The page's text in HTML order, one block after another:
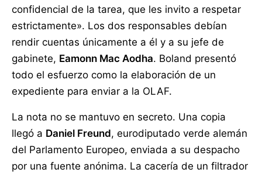
confidencial de la tarea, que les invito a respetar
estrictamente». Los dos responsables debían
rendir cuentas únicamente a él y a su jefe de
gabinete, Eamonn Mac Aodha. Boland presentó
todo el esfuerzo como la elaboración de un
expediente para enviar a la OLAF.
La nota no se mantuvo en secreto. Una copia
llegó a Daniel Freund, eurodiputado verde alemán
del Parlamento Europeo, enviada a su despacho
por una fuente anónima. La cacería de un filtrador